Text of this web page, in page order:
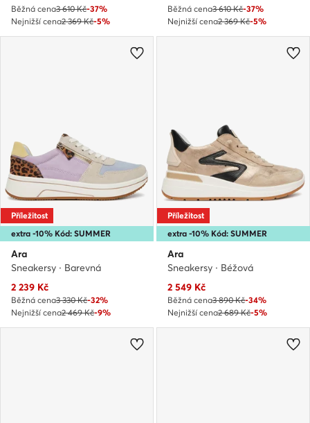
Běžná cena3 610 Kč-37%
Nejnižší cena2 369 Kč-5%
Běžná cena3 610 Kč-37%
Nejnižší cena2 369 Kč-5%
extra -10% Kód: SUMMER
Příležitost
Ara
Sneakersy · Barevná
Aktuální cena
2 239 Kč
Běžná cena3 330 Kč-32%
Nejnižší cena2 469 Kč-9%
extra -10% Kód: SUMMER
Příležitost
Ara
Sneakersy · Béžová
Aktuální cena
2 549 Kč
Běžná cena3 890 Kč-34%
Nejnižší cena2 689 Kč-5%